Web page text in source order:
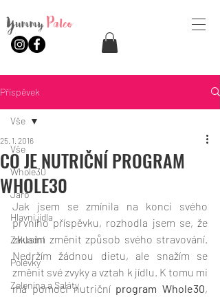
YummyPaleo
Příspěvek
Vše
Whole30
Jaro
Hlavní jídla
Základní
Polévky
Zelenina a Saláty
Vše
CO JE NUTRIČNÍ PROGRAM
WHOLE30
25. 1. 2016
Jak jsem se zmínila na konci svého
prvního příspěvku, rozhodla jsem se, že
zkusím změnit způsob svého stravování.
Nedržím žádnou dietu, ale snažím se
změnit své zvyky a vztah k jídlu. K tomu mi
má pomoci nutriční program Whole30,